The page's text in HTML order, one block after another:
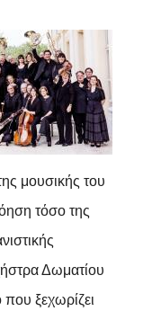
μουσικής του
τόσο της
Δωματίου
ξεχωρίζει